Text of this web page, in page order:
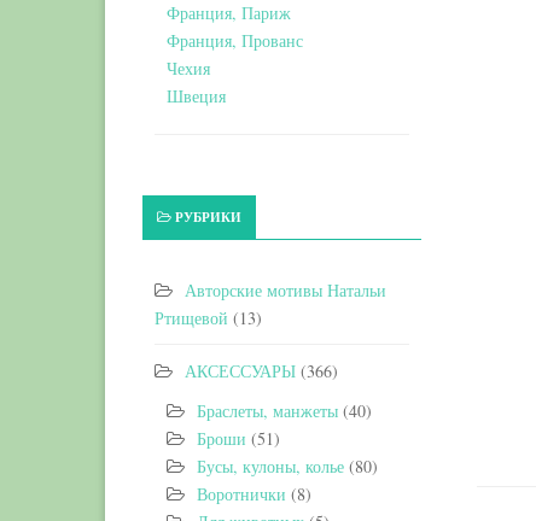
Франция, Париж
Франция, Прованс
Чехия
Швеция
РУБРИКИ
Авторские мотивы Натальи
Ртищевой (13)
АКСЕССУАРЫ (366)
Браслеты, манжеты (40)
Броши (51)
Бусы, кулоны, колье (80)
Воротнички (8)